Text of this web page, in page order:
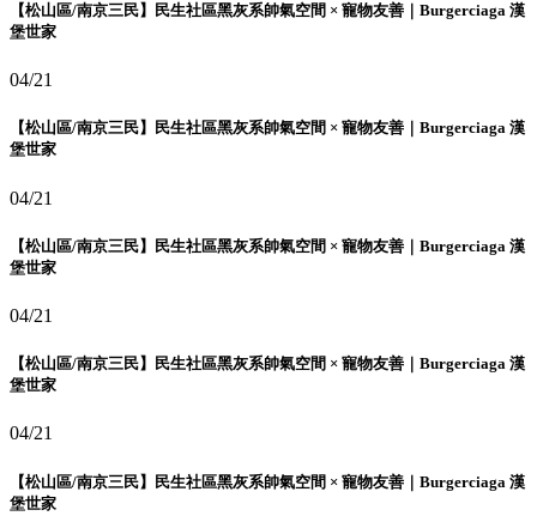
【松山區/南京三民】民生社區黑灰系帥氣空間 × 寵物友善｜Burgerciaga 漢
堡世家
04/21
【松山區/南京三民】民生社區黑灰系帥氣空間 × 寵物友善｜Burgerciaga 漢
堡世家
04/21
【松山區/南京三民】民生社區黑灰系帥氣空間 × 寵物友善｜Burgerciaga 漢
堡世家
04/21
【松山區/南京三民】民生社區黑灰系帥氣空間 × 寵物友善｜Burgerciaga 漢
堡世家
04/21
【松山區/南京三民】民生社區黑灰系帥氣空間 × 寵物友善｜Burgerciaga 漢
堡世家